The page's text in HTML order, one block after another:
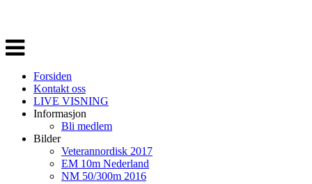
Veksle
navigasjon
Forsiden
Kontakt oss
LIVE VISNING
Informasjon
Bli medlem
Bilder
Veterannordisk 2017
EM 10m Nederland
NM 50/300m 2016